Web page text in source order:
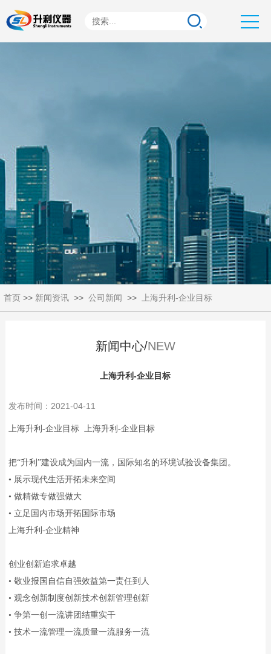
首页 >> 新闻资讯 >> 公司新闻 >> 上海升利-企业目标
新闻中心/NEW
上海升利-企业目标
发布时间：2021-04-11
上海升利-企业目标 上海升利-企业目标
把“升利”建设成为国内一流，国际知名的环境试验设备集团。
• 展示现代生活开拓未来空间
• 做精做专做强做大
• 立足国内市场开拓国际市场
上海升利-企业精神
创业创新追求卓越
• 敬业报国自信自强效益第一责任到人
• 观念创新制度创新技术创新管理创新
• 争第一创一流讲团结重实干
• 技术一流管理一流质量一流服务一流